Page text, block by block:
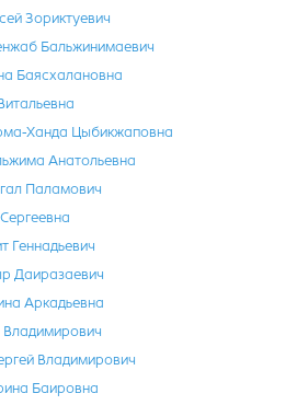
Зориктуевич
Бальжинимаевич
Баясхалановна
Ханда Цыбикжаповна
Анатольевна
Паламович
Геннадьевич
Даиразаевич
Аркадьевна
Владимирович
Баировна